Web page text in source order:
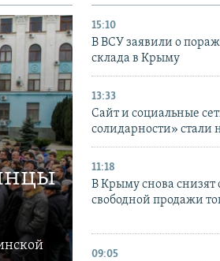
15:10
В ВСУ заявили о
склада в Крыму
13:33
Сайт и социальные
солидарности» стали
11:18
В Крыму снова снизят
свободной продажи
09:05